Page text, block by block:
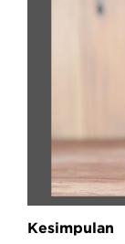
Kesimpulan